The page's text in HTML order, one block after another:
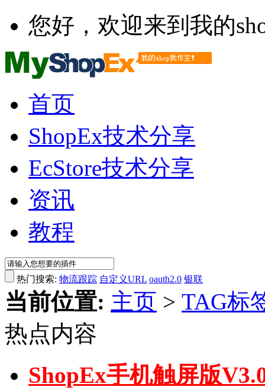
您好，欢迎来到我的
首页
ShopEx技术分享
EcStore技术分享
资讯
教程
热门搜索: 物流跟踪 自定义URL oauth2.0 银联
当前位置: 主页 > TAG标
热点内容
ShopEx手机触屏版